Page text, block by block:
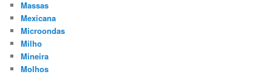
Massas
Mexicana
Microondas
Milho
Mineira
Molhos